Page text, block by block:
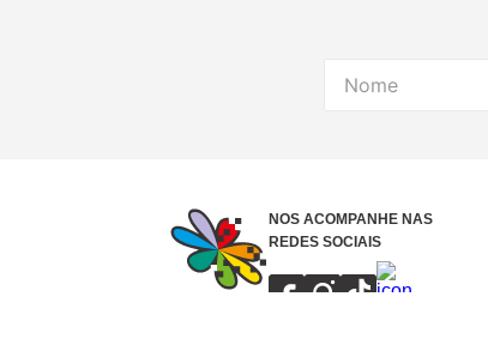
NOS ACOMPANHE NAS
REDES SOCIAIS